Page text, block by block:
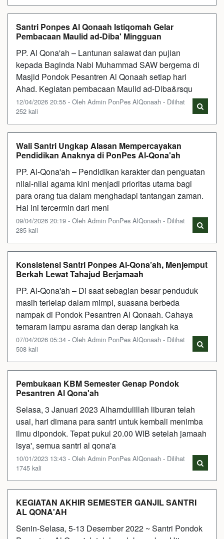
Santri Ponpes Al Qonaah Istiqomah Gelar
Pembacaan Maulid ad-Diba' Mingguan
PP. Al Qona'ah – Lantunan salawat dan pujian
kepada Baginda Nabi Muhammad SAW bergema di
Masjid Pondok Pesantren Al Qonaah setiap hari
Ahad. Kegiatan pembacaan Maulid ad-Diba&rsqu
12/04/2026 20:55 - Oleh Admin PonPes AlQonaah - Dilihat
252 kali
Wali Santri Ungkap Alasan Mempercayakan
Pendidikan Anaknya di PonPes Al-Qona'ah
PP. Al-Qona'ah – Pendidikan karakter dan penguatan
nilai-nilai agama kini menjadi prioritas utama bagi
para orang tua dalam menghadapi tantangan zaman.
Hal ini tercermin dari meni
09/04/2026 20:19 - Oleh Admin PonPes AlQonaah - Dilihat
285 kali
Konsistensi Santri Ponpes Al-Qona’ah, Menjemput
Berkah Lewat Tahajud Berjamaah
PP. Al-Qona'ah – Di saat sebagian besar penduduk
masih terlelap dalam mimpi, suasana berbeda
nampak di Pondok Pesantren Al Qonaah. Cahaya
temaram lampu asrama dan derap langkah ka
07/04/2026 05:34 - Oleh Admin PonPes AlQonaah - Dilihat
508 kali
Pembukaan KBM Semester Genap Pondok
Pesantren Al Qona'ah
Selasa, 3 Januari 2023 Alhamdulillah liburan telah
usai, hari dimana para santri untuk kembali menimba
ilmu dipondok. Tepat pukul 20.00 WIB setelah jamaah
isya', semua santri al qona'a
10/01/2023 13:43 - Oleh Admin PonPes AlQonaah - Dilihat
1745 kali
KEGIATAN AKHIR SEMESTER GANJIL SANTRI
AL QONA'AH
Senin-Selasa, 5-13 Desember 2022 ~ Santri Pondok